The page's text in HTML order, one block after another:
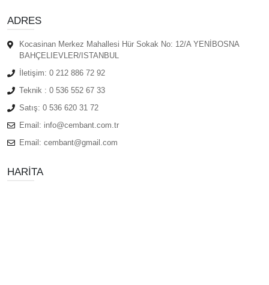
ADRES
Kocasinan Merkez Mahallesi Hür Sokak No: 12/A YENİBOSNA
BAHÇELIEVLER/ISTANBUL
İletişim: 0 212 886 72 92
Teknik : 0 536 552 67 33
Satış: 0 536 620 31 72
Email: info@cembant.com.tr
Email: cembant@gmail.com
HARITA